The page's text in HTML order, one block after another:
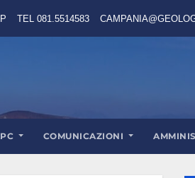
TEL 081.5514583
COMUNICAZIONI